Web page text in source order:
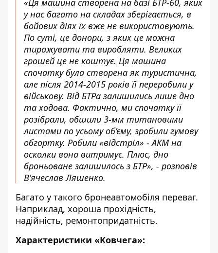
«Ця машина створена на базі БТР-60, яких
у нас багато на складах зберігається, в
бойових діях їх вже не використовують.
По суті, це донори, з яких це можна
тиражувати та виробляти. Великих
грошей це не коштує. Ця машина
спочатку була створена як туристична,
але після 2014-2015 років її переробили у
військову. Від БТРа залишились лише дно
та ходова. Фактично, ми спочатку її
розібрали, обшили 3-мм титановими
листами по усьому об’єму, зробили гумову
обгортку. Робили «відстріл» - АКМ на
осколки вона витримує. Плюс, дно
броньоване залишилось з БТР», - розповів
В’ячеслав Ляшенко.
Багато у такого бронеавтомобіля переваг.
Наприклад, хороша прохідність,
надійність, ремонтопридатність.
Характеристики «Ковчега»: